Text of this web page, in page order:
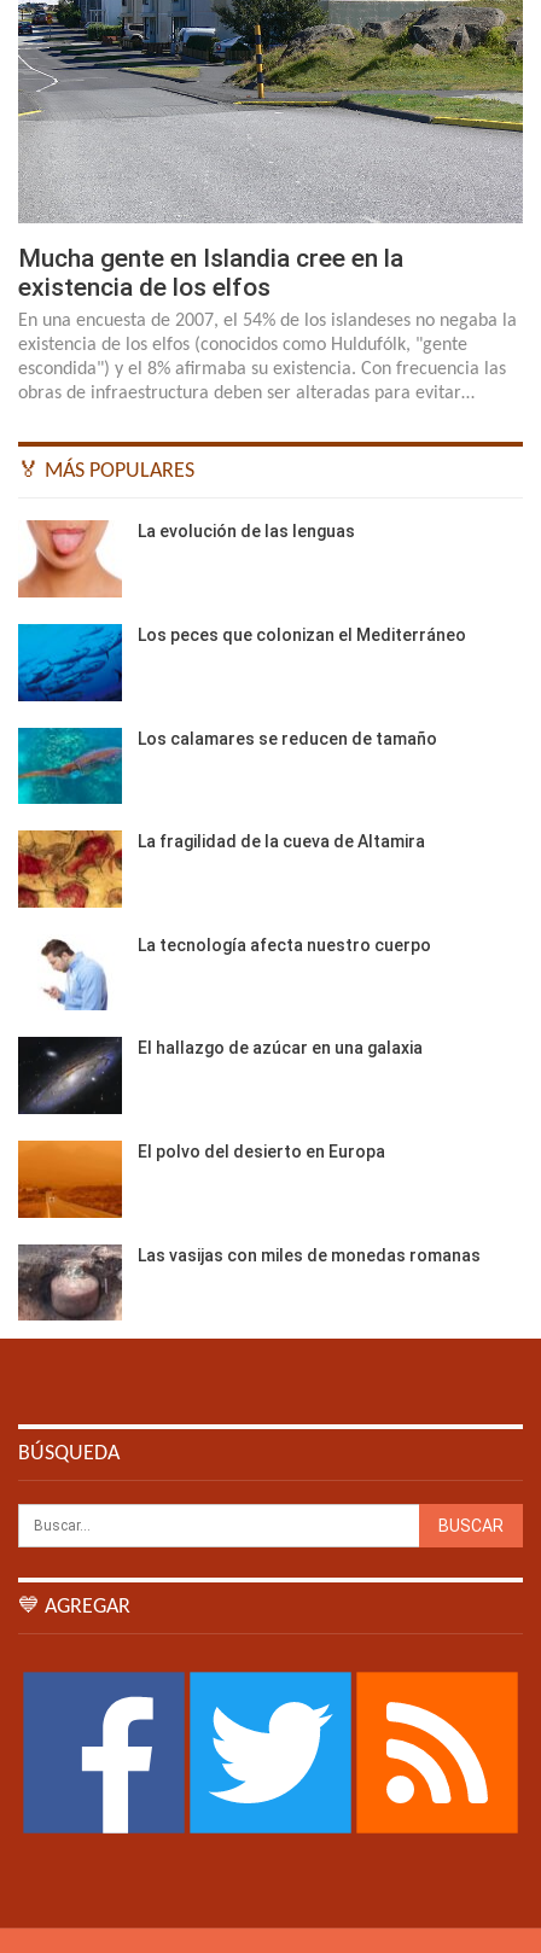
Mucha gente en Islandia cree en la
existencia de los elfos
En una encuesta de 2007, el 54% de los islandeses no negaba la
existencia de los elfos (conocidos como Huldufólk, "gente
escondida") y el 8% afirmaba su existencia. Con frecuencia las
obras de infraestructura deben ser alteradas para evitar…
🏅 MÁS POPULARES
La evolución de las lenguas
Los peces que colonizan el Mediterráneo
Los calamares se reducen de tamaño
La fragilidad de la cueva de Altamira
La tecnología afecta nuestro cuerpo
El hallazgo de azúcar en una galaxia
El polvo del desierto en Europa
Las vasijas con miles de monedas romanas
BÚSQUEDA
💙 AGREGAR